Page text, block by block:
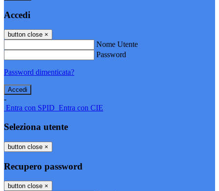
Accedi
button close ×
Nome Utente
Password
Password dimenticata?
-
Entra con SPID Entra con CIE
Seleziona utente
button close ×
Recupero password
button close ×